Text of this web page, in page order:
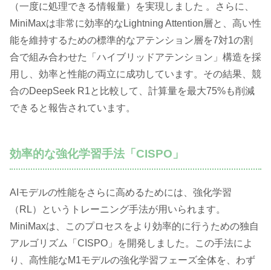
（一度に処理できる情報量）を実現しました 。さらに、
MiniMaxは非常に効率的なLightning Attention層と、高い性
能を維持するための標準的なアテンション層を7対1の割
合で組み合わせた「ハイブリッドアテンション」構造を採
用し、効率と性能の両立に成功しています。その結果、競
合のDeepSeek R1と比較して、計算量を最大75%も削減
できると報告されています。
効率的な強化学習手法「CISPO」
AIモデルの性能をさらに高めるためには、強化学習
（RL）というトレーニング手法が用いられます。
MiniMaxは、このプロセスをより効率的に行うための独自
アルゴリズム「CISPO」を開発しました。この手法によ
り、高性能なM1モデルの強化学習フェーズ全体を、わず